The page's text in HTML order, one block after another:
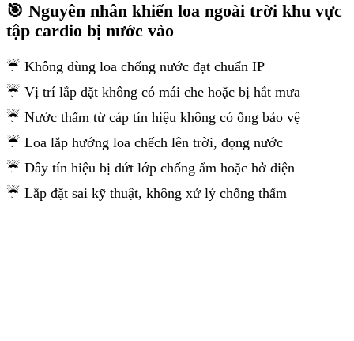
🎯 Nguyên nhân khiến loa ngoài trời khu vực
tập cardio bị nước vào
☔ Không dùng loa chống nước đạt chuẩn IP
☔ Vị trí lắp đặt không có mái che hoặc bị hắt mưa
☔ Nước thấm từ cáp tín hiệu không có ống bảo vệ
☔ Loa lắp hướng loa chếch lên trời, đọng nước
☔ Dây tín hiệu bị đứt lớp chống ẩm hoặc hở điện
☔ Lắp đặt sai kỹ thuật, không xử lý chống thấm